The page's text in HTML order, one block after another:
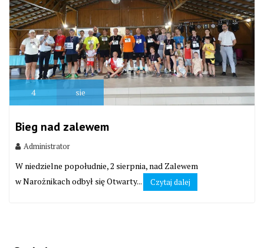
4 sie
Bieg nad zalewem
Administrator
W niedzielne popołudnie, 2 sierpnia, nad Zalewem
w Narożnikach odbył się Otwarty...
Czytaj dalej